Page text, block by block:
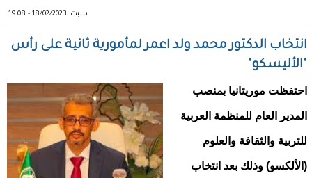
سبت, 18/02/2023 - 19:08
انتخاب الدكتور محمد ولد اعمر لمأمورية ثانية على رأس
"الأليسكو"
احتفظت موريتانيا بمنصب
المدير العام للمنظمة العربية
للتربية والثقافة والعلوم
(الألكسو) وذلك بعد انتخاب